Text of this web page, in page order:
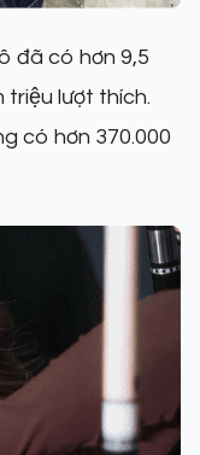
đã có hơn 9,5
triệu lượt thích.
có hơn 370.000